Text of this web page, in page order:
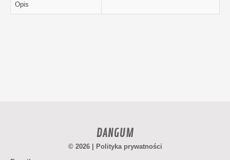
Opis
DANGUM
© 2026 |
Polityka prywatności